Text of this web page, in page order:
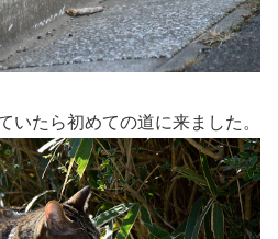
いたら初めての道に来ました。